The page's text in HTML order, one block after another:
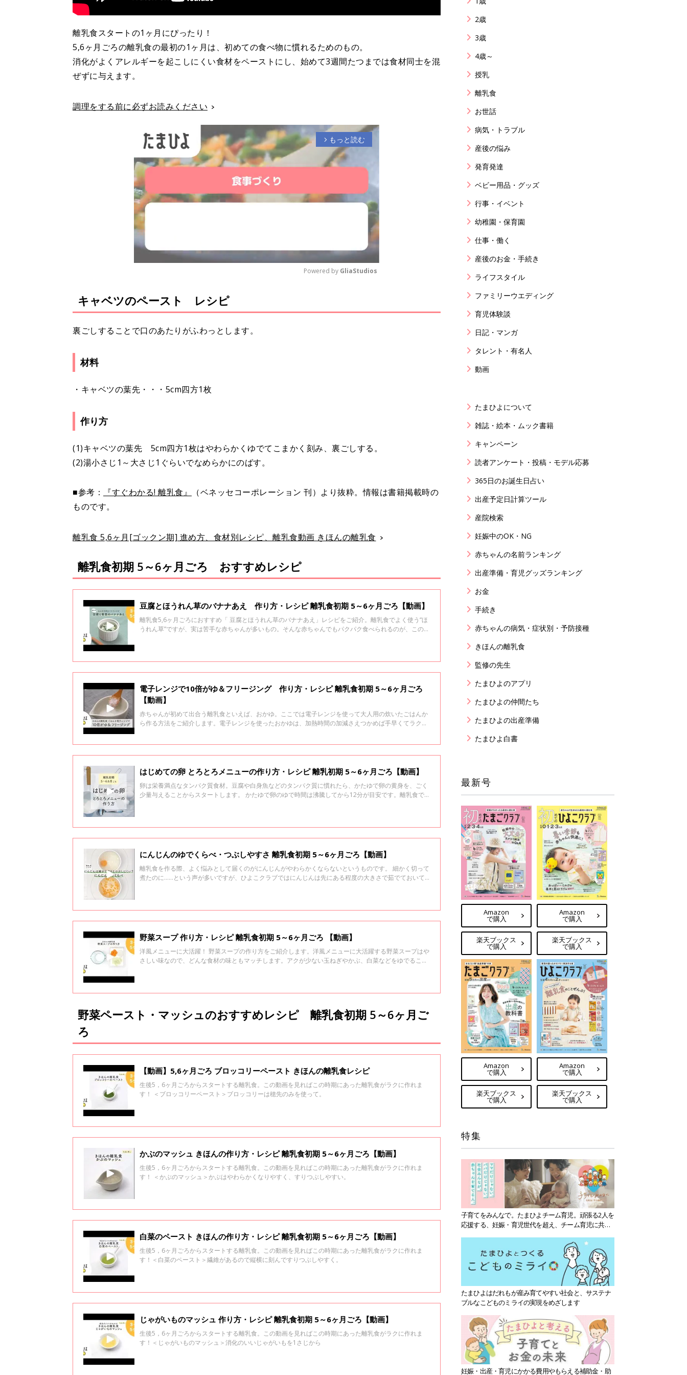
離乳食スタートの1ヶ月にぴったり！
5,6ヶ月ごろの離乳食の最初の1ヶ月は、初めての食べ物に慣れるためのもの。
消化がよくアレルギーを起こしにくい食材をペーストにし、始めて3週間たつまでは食材同士を混
ぜずに与えます。
調理をする前に必ずお読みください
arrow_forward_ios もっと読む
u
Powered by GliaStudios
キャベツのペースト レシピ
裏ごしすることで口のあたりがふわっとします。
材料
・キャベツの葉先・・・5cm四方1枚
作り方
(1)キャベツの葉先 5cm四方1枚はやわらかくゆでてこまかく刻み、裏ごしする。
(2)湯小さじ1～大さじ1ぐらいでなめらかにのばす。
■参考： 『すぐわかる! 離乳食』
（ベネッセコーポレーション 刊）より抜粋。情報は書籍掲載時の
ものです。
離乳食 5,6ヶ月[ゴックン期] 進め方、食材別レシピ、離乳食動画 きほんの離乳食
離乳食初期 5～6ヶ月ごろ おすすめレシピ
豆腐とほうれん草のバナナあえ 作り方・レシピ 離乳食初期 5～6ヶ月ごろ【動画】
離乳食5,6ヶ月ごろにおすすめ「 豆腐とほうれん草のバナナあえ」レシピをご紹介。離乳食でよく使う“ほ
うれん草”ですが、実は苦手な赤ちゃんが多いもの。そんな赤ちゃんでもパクパク食べられるのが、このバ
電子レンジで10倍がゆ＆フリージング 作り方・レシピ 離乳食初期 5～6ヶ月ごろ
【動画】
赤ちゃんが初めて出合う離乳食といえば、おかゆ。ここでは電子レンジを使って大人用の炊いたごはんか
ら作る方法をご紹介します。電子レンジを使ったおかゆは、加熱時間の加減さえつかめば手早くてラク。
はじめての卵 とろとろメニューの作り方・レシピ 離乳初期 5～6ヶ月ごろ【動画】
卵は栄養満点なタンパク質食材。豆腐や白身魚などのタンパク質に慣れたら、かたゆで卵の黄身を、ごく
少量与えることからスタートします。 かたゆで卵のゆで時間は沸騰してから12分が目安です。離乳食で
量からにし、少しずつ、量を増やしていきます。
にんじんのゆでくらべ・つぶしやすさ 離乳食初期 5～6ヶ月ごろ【動画】
離乳食を作る際、よく悩みとして届くのがにんじんがやわらかくならないというものです。 細かく切って
煮たのに……という声が多いですが、ひよこクラブではにんじんは先にある程度の大きさで茹でておいて
野菜スープ 作り方・レシピ 離乳食初期 5～6ヶ月ごろ 【動画】
洋風メニューに大活躍！ 野菜スープの作り方をご紹介します。洋風メニューに大活躍する野菜スープはや
さしい味なので、どんな食材の味ともマッチします。アクが少ない玉ねぎやかぶ、白菜などをゆでること
野菜ペースト・マッシュのおすすめレシピ 離乳食初期 5～6ヶ月ご
ろ
【動画】5,6ヶ月ごろ ブロッコリーペースト きほんの離乳食レシピ
生後5，6ヶ月ごろからスタートする離乳食。この動画を見ればこの時期にあった離乳食がラクに作れま
す！ ＜ブロッコリーペースト＞ブロッコリーは穂先のみを使って。
かぶのマッシュ きほんの作り方・レシピ 離乳食初期 5～6ヶ月ごろ【動画】
生後5，6ヶ月ごろからスタートする離乳食。この動画を見ればこの時期にあった離乳食がラクに作れま
す！ ＜かぶのマッシュ＞かぶはやわらかくなりやすく、すりつぶしやすい。
白菜のペースト きほんの作り方・レシピ 離乳食初期 5～6ヶ月ごろ【動画】
生後5，6ヶ月ごろからスタートする離乳食。この動画を見ればこの時期にあった離乳食がラクに作れま
す！＜白菜のペースト＞繊維があるので縦横に刻んですりつぶしやすく。
じゃがいものマッシュ 作り方・レシピ 離乳食初期 5～6ヶ月ごろ【動画】
生後5，6ヶ月ごろからスタートする離乳食。この動画を見ればこの時期にあった離乳食がラクに作れま
す！＜じゃがいものマッシュ＞消化のいいじゃがいもを1さじから
2歳
3歳
4歳～
授乳
離乳食
お世話
病気・トラブル
産後の悩み
発育発達
ベビー用品・グッズ
行事・イベント
幼稚園・保育園
仕事・働く
産後のお金・手続き
ライフスタイル
ファミリーウエディング
育児体験談
日記・マンガ
タレント・有名人
動画
たまひよについて
雑誌・絵本・ムック書籍
キャンペーン
読者アンケート・投稿・モデル応募
365日のお誕生日占い
出産予定日計算ツール
産院検索
妊娠中のOK・NG
赤ちゃんの名前ランキング
出産準備・育児グッズランキング
お金
手続き
赤ちゃんの病気・症状別・予防接種
きほんの離乳食
監修の先生
たまひよのアプリ
たまひよの仲間たち
たまひよの出産準備
たまひよ白書
最新号
Amazon
で購入
楽天ブックス
で購入
Amazon
で購入
楽天ブックス
で購入
Amazon
で購入
楽天ブックス
で購入
Amazon
で購入
楽天ブックス
で購入
特集
子育てをみんなで。たまひよチーム育児。頑張る2人を
応援する、妊娠・育児世代を超え、チーム育児に共感
たまひよはだれもが産み育てやすい社会と、サステナ
ブルなこどものミライの実現をめざします
妊娠・出産・育児にかかる費用やもらえる補助金・助